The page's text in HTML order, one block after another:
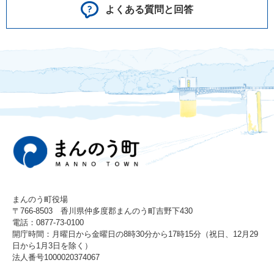
よくある質問と回答
まんのう町役場
〒766-8503 香川県仲多度郡まんのう町吉野下430
電話：0877-73-0100
開庁時間：月曜日から金曜日の8時30分から17時15分（祝日、12月29
日から1月3日を除く）
法人番号1000020374067